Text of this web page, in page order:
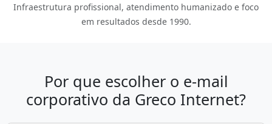
Infraestrutura profissional, atendimento humanizado e foco
em resultados desde 1990.
Por que escolher o e-mail
corporativo da Greco Internet?